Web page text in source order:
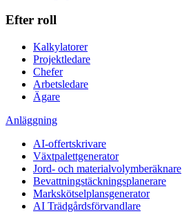
Efter roll
Kalkylatorer
Projektledare
Chefer
Arbetsledare
Ägare
Anläggning
AI-offertskrivare
Växtpalettgenerator
Jord- och materialvolymberäknare
Bevattningstäckningsplanerare
Markskötselplansgenerator
AI Trädgårdsförvandlare